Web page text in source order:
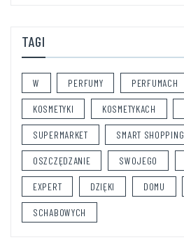
TAGI
W PERFUMY PERFUMACH
KOSMETYKI KOSMETYKACH
SUPERMARKET SMART SHOPPING
OSZCZĘDZANIE SWOJEGO
EXPERT DZIĘKI DOMU
SCHABOWYCH